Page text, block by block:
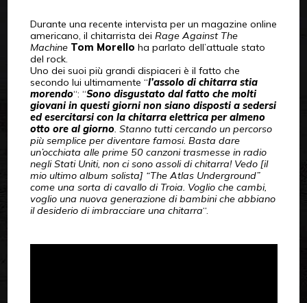
Durante una recente intervista per un magazine online
americano, il chitarrista dei Rage Against The
Machine Tom Morello ha parlato dell’attuale stato
del rock.
Uno dei suoi più grandi dispiaceri è il fatto che
secondo lui ultimamente “l’assolo di chitarra stia
morendo“: “Sono disgustato dal fatto che molti
giovani in questi giorni non siano disposti a sedersi
ed esercitarsi con la chitarra elettrica per almeno
otto ore al giorno. Stanno tutti cercando un percorso
più semplice per diventare famosi. Basta dare
un’occhiata alle prime 50 canzoni trasmesse in radio
negli Stati Uniti, non ci sono assoli di chitarra! Vedo [il
mio ultimo album solista] “The Atlas Underground”
come una sorta di cavallo di Troia. Voglio che cambi,
voglio una nuova generazione di bambini che abbiano
il desiderio di imbracciare una chitarra“.